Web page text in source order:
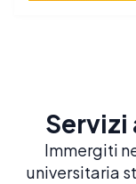
Servizi
Immergiti
universitaria